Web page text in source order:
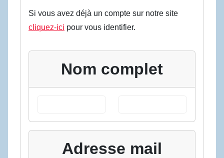
Si vous avez déjà un compte sur notre site
cliquez-ici pour vous identifier.
Nom complet
Adresse mail